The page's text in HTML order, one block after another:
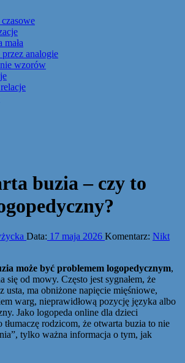
analogie
wzorów
buzia – czy to
Data: 17 maja 2026 Komentarz: Nikt
może być problemem logopedycznym,
się od mowy. Często jest sygnałem, że
usta, ma obniżone napięcie mięśniowe,
warg, nieprawidłową pozycję języka albo
Jako logopeda online dla dzieci
rodzicom, że otwarta buzia to nie
tylko ważna informacja o tym, jak